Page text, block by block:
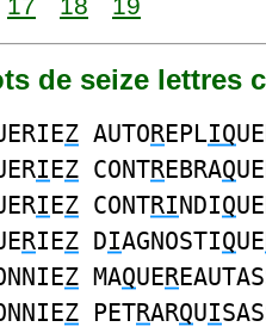
de seize lettres
Z AUTOREPLIQ
IEZ CONTREBRAQ
IEZ CONTRINDIQ
RIEZ DIAGNOSTIQUE
Z MAQUER
Z PETRARQUI